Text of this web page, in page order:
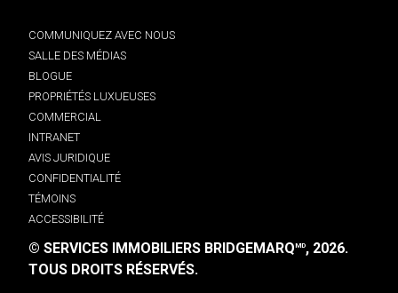
COMMUNIQUEZ AVEC NOUS
SALLE DES MÉDIAS
BLOGUE
PROPRIÉTÉS LUXUEUSES
COMMERCIAL
INTRANET
AVIS JURIDIQUE
CONFIDENTIALITÉ
TÉMOINS
ACCESSIBILITÉ
© SERVICES IMMOBILIERS BRIDGEMARQMD, 2026.
TOUS DROITS RÉSERVÉS.